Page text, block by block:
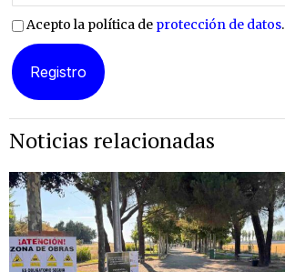
Acepto la política de protección de datos.
Noticias relacionadas